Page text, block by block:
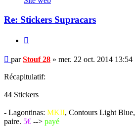
28
Re: Stickers Supracars
Message
non
lu
parStouf 28 » mer. 22 oct. 2014 13:54
Récapitulatif:
44 Stickers
- Lagontinas: MKII, Contours Light Blue,
paire. 5€ --> payé